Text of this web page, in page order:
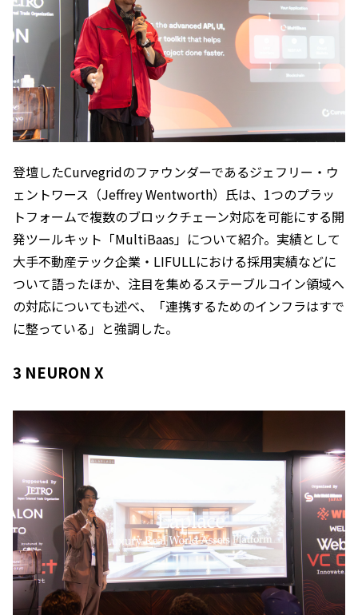
登壇したCurvegridのファウンダーであるジェフリー・ウ
ェントワース（Jeffrey Wentworth）氏は、1つのプラッ
トフォームで複数のブロックチェーン対応を可能にする開
発ツールキット「MultiBaas」について紹介。実績として
大手不動産テック企業・LIFULLにおける採用実績などに
ついて語ったほか、注目を集めるステーブルコイン領域へ
の対応についても述べ、「連携するためのインフラはすで
に整っている」と強調した。
3 NEURON X